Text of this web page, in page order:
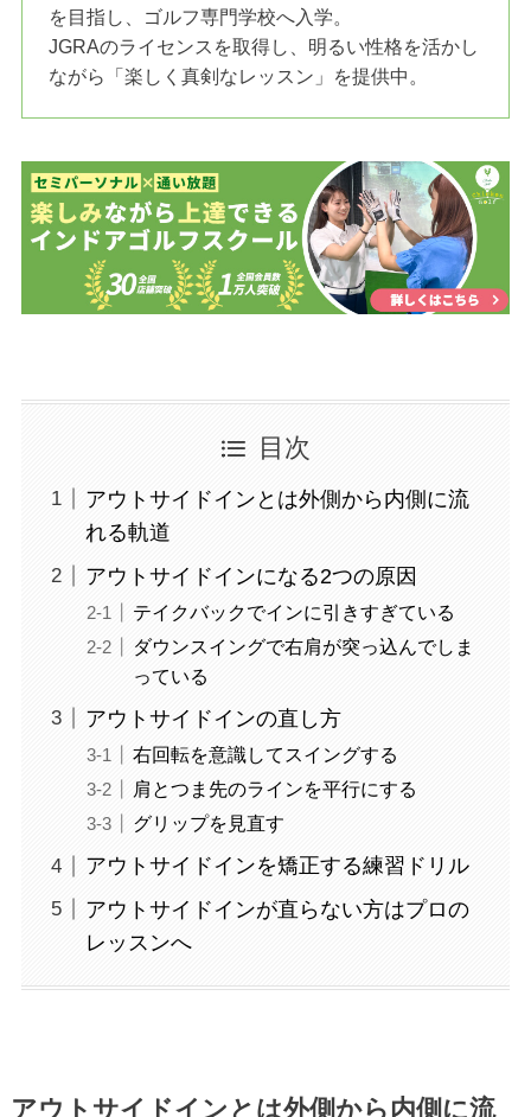
を目指し、ゴルフ専門学校へ入学。
JGRAのライセンスを取得し、明るい性格を活かし
ながら「楽しく真剣なレッスン」を提供中。
目次
アウトサイドインとは外側から内側に流
れる軌道
アウトサイドインになる2つの原因
テイクバックでインに引きすぎている
ダウンスイングで右肩が突っ込んでしま
っている
アウトサイドインの直し方
右回転を意識してスイングする
肩とつま先のラインを平行にする
グリップを見直す
アウトサイドインを矯正する練習ドリル
アウトサイドインが直らない方はプロの
レッスンへ
アウトサイドインとは外側から内側に流